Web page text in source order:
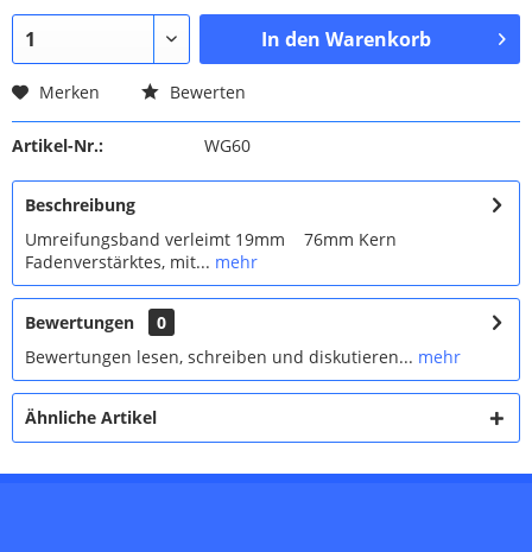
In den Warenkorb
Merken Bewerten
Artikel-Nr.: WG60
Beschreibung
Umreifungsband verleimt 19mm 76mm Kern
Fadenverstärktes, mit... mehr
Bewertungen
0
Bewertungen lesen, schreiben und diskutieren... mehr
Ähnliche Artikel